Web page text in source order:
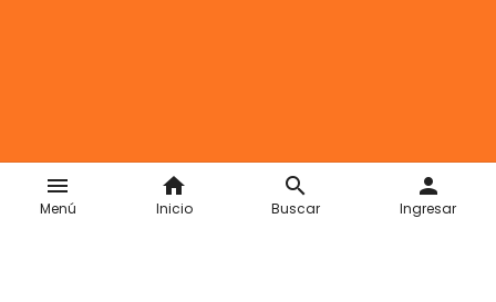
menu
Menú
home
Inicio
search
Buscar
person
Ingresar